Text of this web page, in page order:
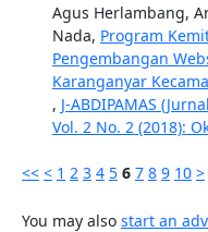
Agus Herlambang,
Nada, Program
Pengembangan
Karanganyar
, J-ABDIPAMAS
Vol. 2 No. 2 (2018):
<< < 1 2 3 4 5 6 7 8 9 10 >
You may also start an